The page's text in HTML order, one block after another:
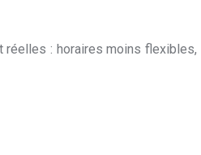
réelles : horaires moins